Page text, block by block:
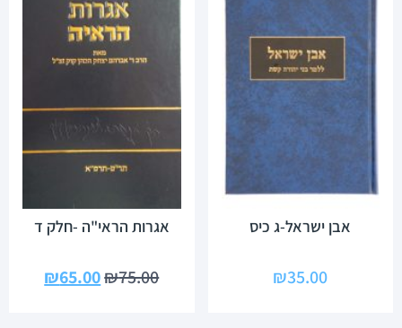
אבן ישראל-ג כיס
₪35.00
אגרות הראי"ה -חלק ד
₪75.00
₪65.00